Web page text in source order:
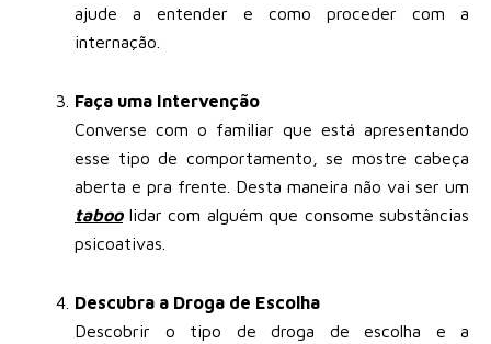
ajude a entender e como proceder com a
internação.
Faça uma Intervenção
Converse com o familiar que está apresentando
esse tipo de comportamento, se mostre cabeça
aberta e pra frente. Desta maneira não vai ser um
taboolidar com alguém que consome substâncias
psicoativas.
Descubra a Droga de Escolha
Descobrir o tipo de droga de escolha e a